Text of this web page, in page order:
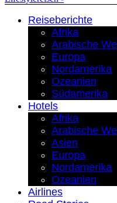
Reiseberichte
Afrika
Arabische
Europa
Nordamerika
Ozeanien
Südamerika
Hotels
Afrika
Arabische
Asien
Europa
Nordamerika
Ozeanien
Airlines